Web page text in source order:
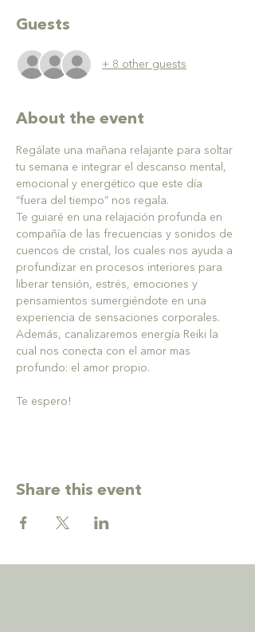
Guests
+ 8 other guests
About the event
Regálate una mañana relajante para soltar
tu semana e integrar el descanso mental,
emocional y energético que este día
“fuera del tiempo” nos regala.
Te guiaré en una relajación profunda en
compañía de las frecuencias y sonidos de
cuencos de cristal, los cuales nos ayuda a
profundizar en procesos interiores para
liberar tensión, estrés, emociones y
pensamientos sumergiéndote en una
experiencia de sensaciones corporales.
Además, canalizaremos energía Reiki la
cual nos conecta con el amor mas
profundo: el amor propio.
Te espero!
Share this event